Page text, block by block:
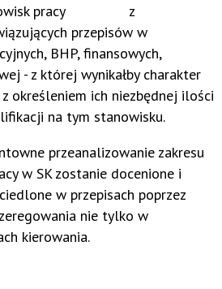
pracy z
przepisów w
, BHP, finansowych,
- z której wynikałby charakter
ich niezbędnej ilości
na tym stanowisku.
przeanalizowanie zakresu
w SK zostanie docenione i
w przepisach poprzez
nie tylko w
kierowania.